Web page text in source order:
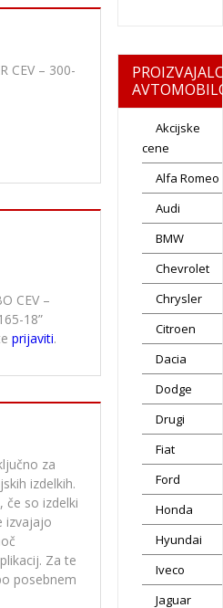
CEV – 300-
CEV –
18”
prijaviti.
za
izdelkih.
če so izdelki
izvajajo
Za te
posebnem
Akcijske
cene
Alfa Romeo
Audi
BMW
Chevrolet
Chrysler
Citroen
Dacia
Dodge
Drugi
Fiat
Ford
Honda
Hyundai
Iveco
Jaguar